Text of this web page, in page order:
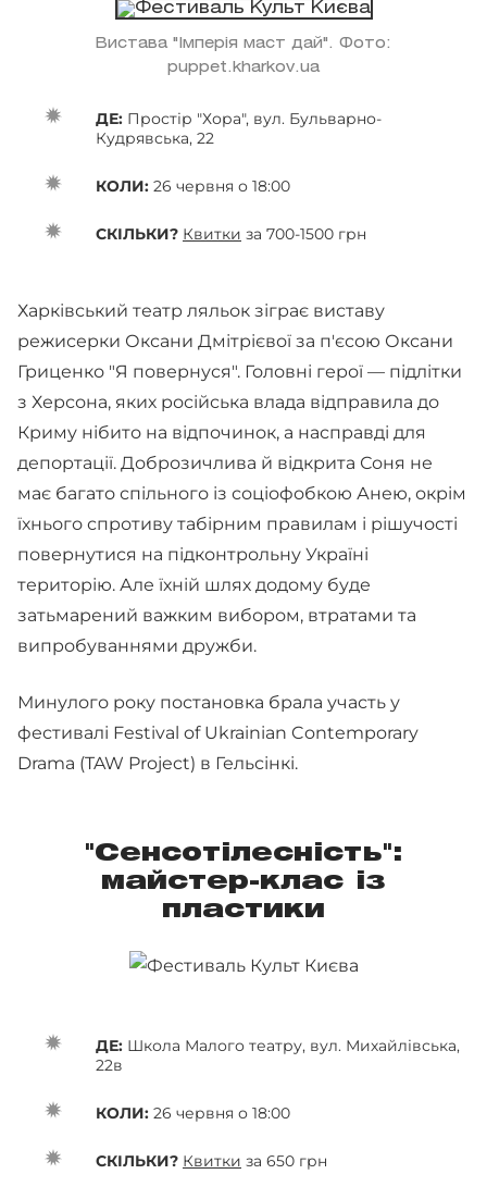
Вистава "Імперія маст дай". Фото:
puppet.kharkov.ua
ДЕ: Простір "Хора", вул. Бульварно-
Кудрявська, 22
КОЛИ: 26 червня о 18:00
СКІЛЬКИ? Квитки за 700-1500 грн
Харківський театр ляльок зіграє виставу
режисерки Оксани Дмітрієвої за п'єсою Оксани
Гриценко "Я повернуся". Головні герої — підлітки
з Херсона, яких російська влада відправила до
Криму нібито на відпочинок, а насправді для
депортації. Доброзичлива й відкрита Соня не
має багато спільного із соціофобкою Анею, окрім
їхнього спротиву табірним правилам і рішучості
повернутися на підконтрольну Україні
територію. Але їхній шлях додому буде
затьмарений важким вибором, втратами та
випробуваннями дружби.
Минулого року постановка брала участь у
фестивалі Festival of Ukrainian Contemporary
Drama (TAW Project) в Гельсінкі.
"Сенсотілесність":
майстер-клас із
пластики
ДЕ: Школа Малого театру, вул. Михайлівська,
22в
КОЛИ: 26 червня о 18:00
СКІЛЬКИ? Квитки за 650 грн